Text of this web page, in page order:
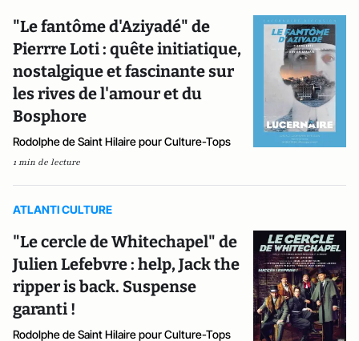
"Le fantôme d'Aziyadé" de
Pierrre Loti : quête initiatique,
nostalgique et fascinante sur
les rives de l'amour et du
Bosphore
Rodolphe de Saint Hilaire pour Culture-Tops
1 min de lecture
ATLANTI CULTURE
"Le cercle de Whitechapel" de
Julien Lefebvre : help, Jack the
ripper is back. Suspense
garanti !
Rodolphe de Saint Hilaire pour Culture-Tops